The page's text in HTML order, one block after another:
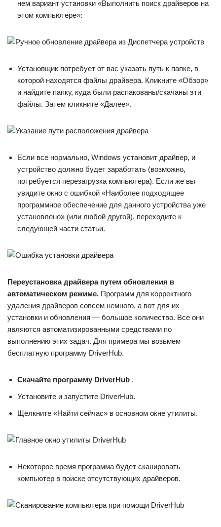
нем вариант установки «Выполнить поиск драйверов на
этом компьютере»:
Установщик потребует от вас указать путь к папке, в
которой находятся файлы драйвера. Кликните «Обзор»
и найдите папку, куда были распакованы/скачаны эти
файлы. Затем кликните «Далее».
Если все нормально, Windows установит драйвер, и
устройство должно будет заработать (возможно,
потребуется перезагрузка компьютера). Если же вы
увидите окно с ошибкой «Наиболее подходящее
программное обеспечение для данного устройства уже
установлено» (или любой другой), переходите к
следующей части статьи.
Переустановка драйвера путем обновления в
автоматическом режиме. Программ для корректного
удаления драйверов совсем немного, а вот для их
установки и обновления — большое количество. Все они
являются автоматизированными средствами по
выполнению этих задач. Для примера мы возьмем
бесплатную программу DriverHub.
Скачайте программу DriverHub .
Установите и запустите DriverHub.
Щелкните «Найти сейчас» в основном окне утилиты.
Некоторое время программа будет сканировать
компьютер в поиске отсутствующих драйверов.